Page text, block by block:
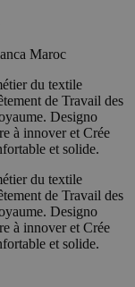
Maroc
du textile
de Travail des
Designo
à innover et Crée
et solide.
du textile
de Travail des
Designo
à innover et Crée
et solide.